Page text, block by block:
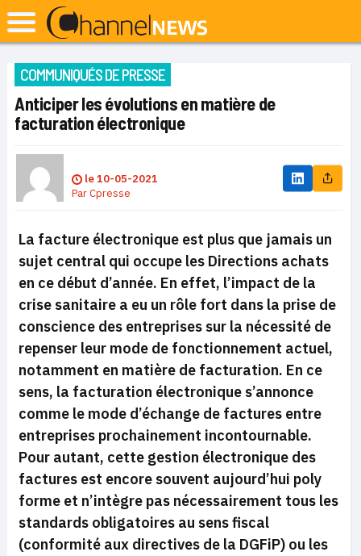
COMMUNIQUÉS DE PRESSE
Anticiper les évolutions en matière de
facturation électronique
le10-05-2021
ParCpresse
La facture électronique est plus que jamais un
sujet central qui occupe les Directions achats
en ce début d’année. En effet, l’impact de la
crise sanitaire a eu un rôle fort dans la prise de
conscience des entreprises sur la nécessité de
repenser leur mode de fonctionnement actuel,
notamment en matière de facturation. En ce
sens, la facturation électronique s’annonce
comme le mode d’échange de factures entre
entreprises prochainement incontournable.
Pour autant, cette gestion électronique des
factures est encore souvent aujourd’hui poly
forme et n’intègre pas nécessairement tous les
standards obligatoires au sens fiscal
(conformité aux directives de la DGFiP) ou les